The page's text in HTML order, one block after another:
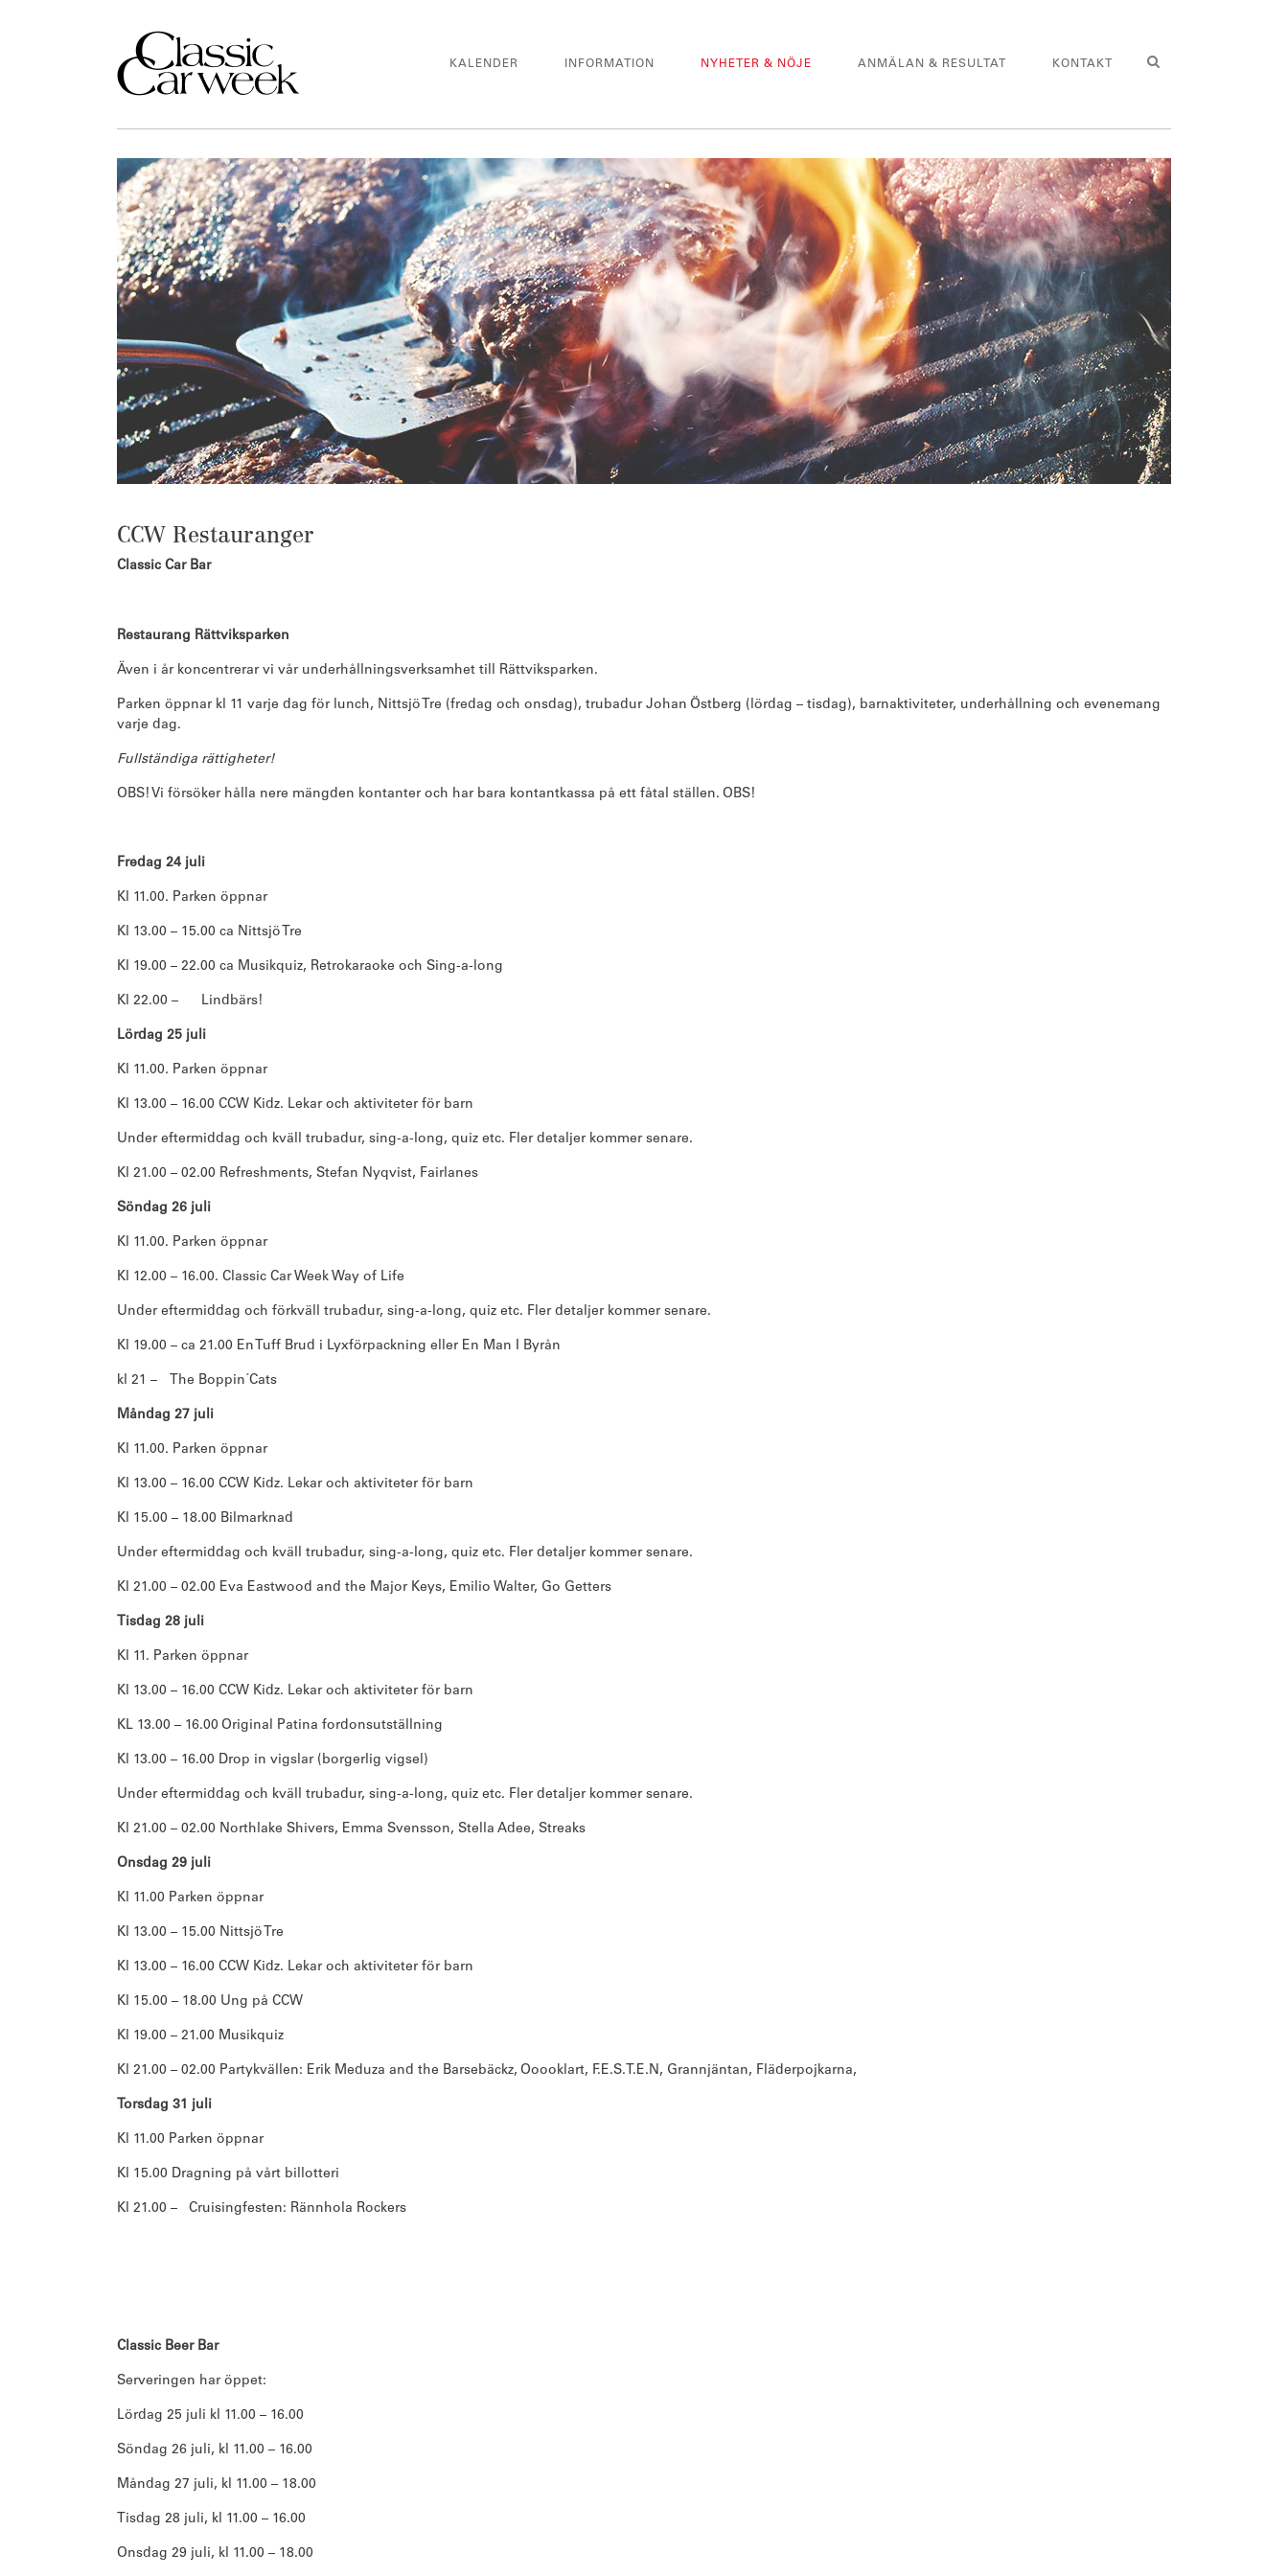
KALENDER INFORMATION NYHETER & NÖJE ANMÄLAN & RESULTAT KONTAKT
CCW Restauranger
Classic Car Bar
Restaurang Rättviksparken
Även i år koncentrerar vi vår underhållningsverksamhet till Rättviksparken.
Parken öppnar kl 11 varje dag för lunch, Nittsjö Tre (fredag och onsdag), trubadur Johan Östberg (lördag – tisdag), barnaktiviteter, underhållning och evenemang
varje dag.
Fullständiga rättigheter!
OBS! Vi försöker hålla nere mängden kontanter och har bara kontantkassa på ett fåtal ställen. OBS!
Fredag 24 juli
Kl 11.00. Parken öppnar
Kl 13.00 – 15.00 ca Nittsjö Tre
Kl 19.00 – 22.00 ca Musikquiz, Retrokaraoke och Sing-a-long
Kl 22.00 – Lindbärs!
Lördag 25 juli
Kl 11.00. Parken öppnar
Kl 13.00 – 16.00 CCW Kidz. Lekar och aktiviteter för barn
Under eftermiddag och kväll trubadur, sing-a-long, quiz etc. Fler detaljer kommer senare.
Kl 21.00 – 02.00 Refreshments, Stefan Nyqvist, Fairlanes
Söndag 26 juli
Kl 11.00. Parken öppnar
Kl 12.00 – 16.00. Classic Car Week Way of Life
Under eftermiddag och förkväll trubadur, sing-a-long, quiz etc. Fler detaljer kommer senare.
Kl 19.00 – ca 21.00 En Tuff Brud i Lyxförpackning eller En Man I Byrån
kl 21 – The Boppin´Cats
Måndag 27 juli
Kl 11.00. Parken öppnar
Kl 13.00 – 16.00 CCW Kidz. Lekar och aktiviteter för barn
Kl 15.00 – 18.00 Bilmarknad
Under eftermiddag och kväll trubadur, sing-a-long, quiz etc. Fler detaljer kommer senare.
Kl 21.00 – 02.00 Eva Eastwood and the Major Keys, Emilio Walter, Go Getters
Tisdag 28 juli
Kl 11. Parken öppnar
Kl 13.00 – 16.00 CCW Kidz. Lekar och aktiviteter för barn
KL 13.00 – 16.00 Original Patina fordonsutställning
Kl 13.00 – 16.00 Drop in vigslar (borgerlig vigsel)
Under eftermiddag och kväll trubadur, sing-a-long, quiz etc. Fler detaljer kommer senare.
Kl 21.00 – 02.00 Northlake Shivers, Emma Svensson, Stella Adee, Streaks
Onsdag 29 juli
Kl 11.00 Parken öppnar
Kl 13.00 – 15.00 Nittsjö Tre
Kl 13.00 – 16.00 CCW Kidz. Lekar och aktiviteter för barn
Kl 15.00 – 18.00 Ung på CCW
Kl 19.00 – 21.00 Musikquiz
Kl 21.00 – 02.00 Partykvällen: Erik Meduza and the Barsebäckz, Ooooklart, F.E.S.T.E.N, Grannjäntan, Fläderpojkarna,
Torsdag 31 juli
Kl 11.00 Parken öppnar
Kl 15.00 Dragning på vårt billotteri
Kl 21.00 – Cruisingfesten: Rännhola Rockers
Classic Beer Bar
Serveringen har öppet:
Lördag 25 juli kl 11.00 – 16.00
Söndag 26 juli, kl 11.00 – 16.00
Måndag 27 juli, kl 11.00 – 18.00
Tisdag 28 juli, kl 11.00 – 16.00
Onsdag 29 juli, kl 11.00 – 18.00